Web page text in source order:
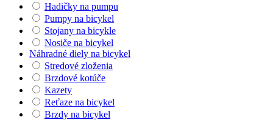
Hadičky na pumpu
Pumpy na bicykel
Stojany na bicykle
Nosiče na bicykel
Náhradné diely na bicykel
Stredové zloženia
Brzdové kotúče
Kazety
Reťaze na bicykel
Brzdy na bicykel